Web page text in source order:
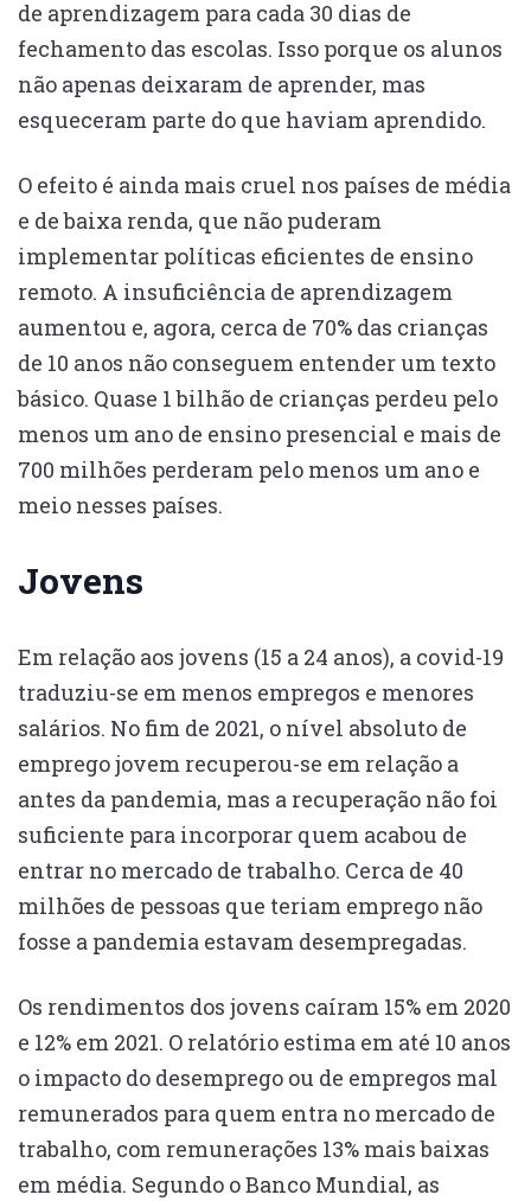
de aprendizagem para cada 30 dias de
fechamento das escolas. Isso porque os alunos
não apenas deixaram de aprender, mas
esqueceram parte do que haviam aprendido.
O efeito é ainda mais cruel nos países de média
e de baixa renda, que não puderam
implementar políticas eficientes de ensino
remoto. A insuficiência de aprendizagem
aumentou e, agora, cerca de 70% das crianças
de 10 anos não conseguem entender um texto
básico. Quase 1 bilhão de crianças perdeu pelo
menos um ano de ensino presencial e mais de
700 milhões perderam pelo menos um ano e
meio nesses países.
Jovens
Em relação aos jovens (15 a 24 anos), a covid-19
traduziu-se em menos empregos e menores
salários. No fim de 2021, o nível absoluto de
emprego jovem recuperou-se em relação a
antes da pandemia, mas a recuperação não foi
suficiente para incorporar quem acabou de
entrar no mercado de trabalho. Cerca de 40
milhões de pessoas que teriam emprego não
fosse a pandemia estavam desempregadas.
Os rendimentos dos jovens caíram 15% em 2020
e 12% em 2021. O relatório estima em até 10 anos
o impacto do desemprego ou de empregos mal
remunerados para quem entra no mercado de
trabalho, com remunerações 13% mais baixas
em média. Segundo o Banco Mundial, as